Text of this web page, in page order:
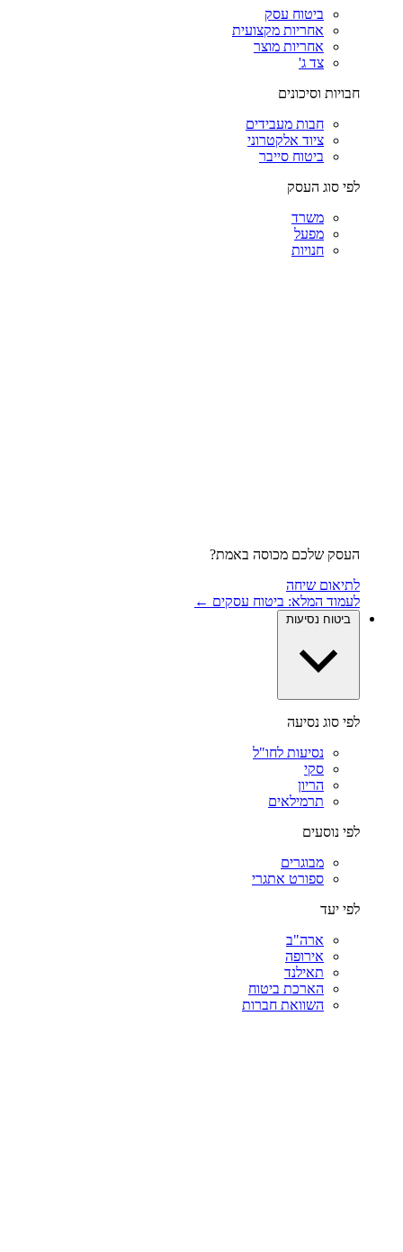
ביטוח עסק
אחריות מקצועית
אחריות מוצר
צד ג'
חבויות וסיכונים
חבות מעבידים
ציוד אלקטרוני
ביטוח סייבר
לפי סוג העסק
משרד
מפעל
חנויות
העסק שלכם מכוסה באמת?
לתיאום שיחה
לעמוד המלא: ביטוח עסקים ←
ביטוח נסיעות
לפי סוג נסיעה
נסיעות לחו"ל
סקי
הריון
תרמילאים
לפי נוסעים
מבוגרים
ספורט אתגרי
לפי יעד
ארה"ב
אירופה
תאילנד
הארכת ביטוח
השוואת חברות